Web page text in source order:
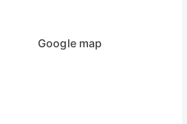
Google map